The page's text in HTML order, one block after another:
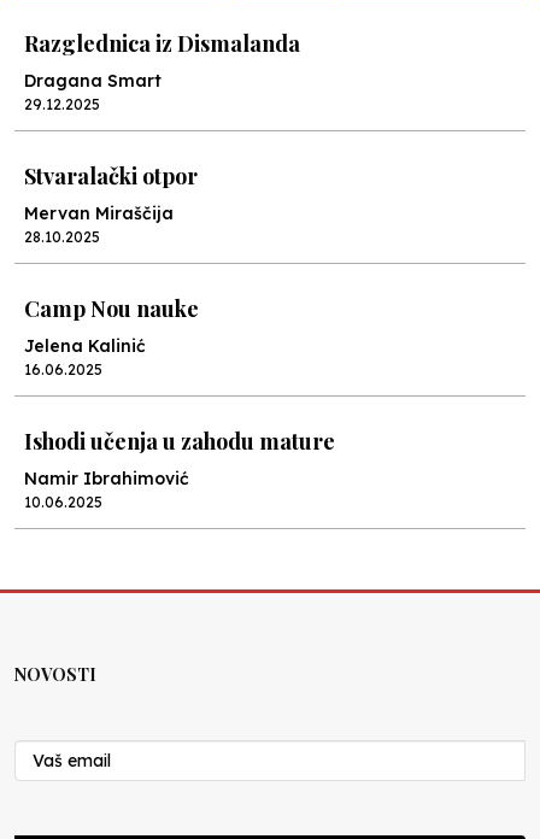
Razglednica iz Dismalanda
Dragana Smart
29.12.2025
Stvaralački otpor
Mervan Miraščija
28.10.2025
Camp Nou nauke
Jelena Kalinić
16.06.2025
Ishodi učenja u zahodu mature
Namir Ibrahimović
10.06.2025
Nenad Veličković
29.10.2024
NOVOSTI